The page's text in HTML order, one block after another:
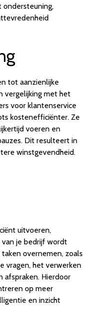
tot aanzienlijke
vergelijking met het
voor klantenservice
kostenefficiënter. Ze
voeren en
Dit resulteert in
winstgevendheid.
uitvoeren,
je bedrijf wordt
overnemen, zoals
vragen, het verwerken
afspraken. Hierdoor
op meer
en inzicht